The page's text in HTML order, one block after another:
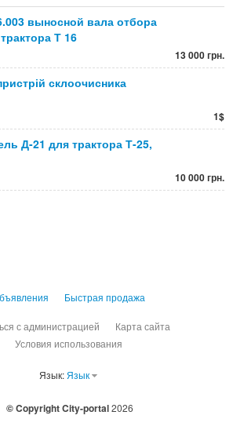
выносной вала отбора
Т 16
13 000 грн.
склоочисника
1$
Д-21 для трактора Т-25,
10 000 грн.
Быстрая продажа
с администрацией
Карта сайта
Условия использования
Язык: Язык
© Copyright City-portal2026